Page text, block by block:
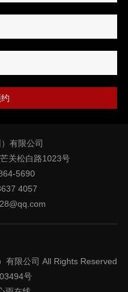
有限公司
关松白路1023号
5690
4057
有限公司 All Rights Reserved
号